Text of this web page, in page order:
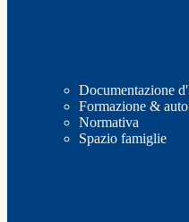
Documentazione
Formazione &
Normativa
Spazio famiglie